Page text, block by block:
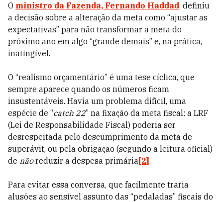
O ministro da Fazenda, Fernando Haddad, definiu
a decisão sobre a alteração da meta como “ajustar as
expectativas” para não transformar a meta do
próximo ano em algo “grande demais” e, na prática,
inatingível.
O “realismo orçamentário” é uma tese cíclica, que
sempre aparece quando os números ficam
insustentáveis. Havia um problema difícil, uma
espécie de “catch 22” na fixação da meta fiscal: a LRF
(Lei de Responsabilidade Fiscal) poderia ser
desrespeitada pelo descumprimento da meta de
superávit, ou pela obrigação (segundo a leitura oficial)
de nãoreduzir a despesa primária[2] .
Para evitar essa conversa, que facilmente traria
alusões ao sensível assunto das “pedaladas” fiscais do